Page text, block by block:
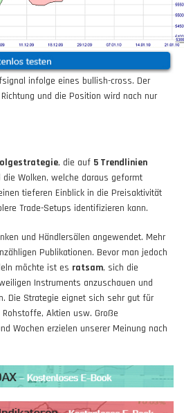
infolge eines bullish-cross. Der
und die Position wird nach nur
, die auf 5 Trendlinien
Wolken, welche daraus geformt
tieferen Einblick in die Preisaktivität
Trade-Setups identifizieren kann.
und Händlersälen angewendet. Mehr
Publikationen. Bevor man jedoch
möchte ist es ratsam, sich die
Instruments anzuschauen und
Die Strategie eignet sich sehr gut für
Aktien usw. Große
Wochen erzielen unserer Meinung nach